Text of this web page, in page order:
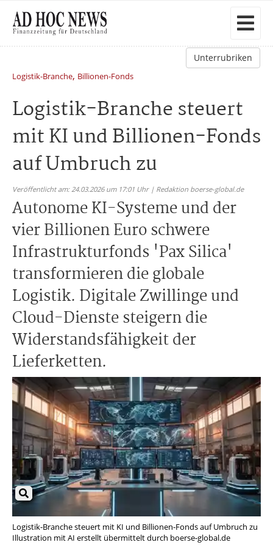
Unterrubriken
Logistik-Branche, Billionen-Fonds
Logistik-Branche steuert
mit KI und Billionen-Fonds
auf Umbruch zu
Veröffentlicht am: 24.03.2026 um 17:01 Uhr | Redaktion boerse-global.de
Autonome KI-Systeme und der
vier Billionen Euro schwere
Infrastrukturfonds 'Pax Silica'
transformieren die globale
Logistik. Digitale Zwillinge und
Cloud-Dienste steigern die
Widerstandsfähigkeit der
Lieferketten.
Logistik-Branche steuert mit KI und Billionen-Fonds auf Umbruch zu
Illustration mit AI erstellt übermittelt durch boerse-global.de